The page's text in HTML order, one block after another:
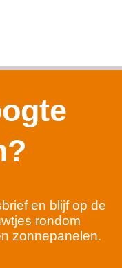
en blijf op de
rondom
zonnepanelen.